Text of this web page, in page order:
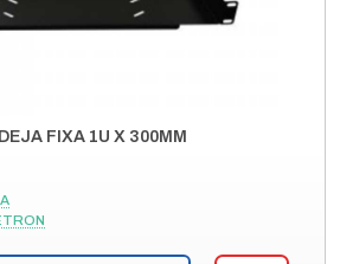
FIXA 1U X 300MM